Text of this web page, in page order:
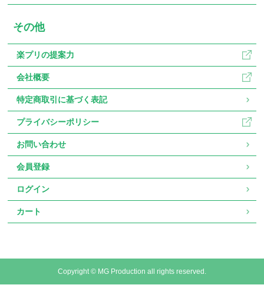
その他
楽プリの提案力
会社概要
特定商取引に基づく表記
プライバシーポリシー
お問い合わせ
会員登録
ログイン
カート
Copyright © MG Production all rights reserved.